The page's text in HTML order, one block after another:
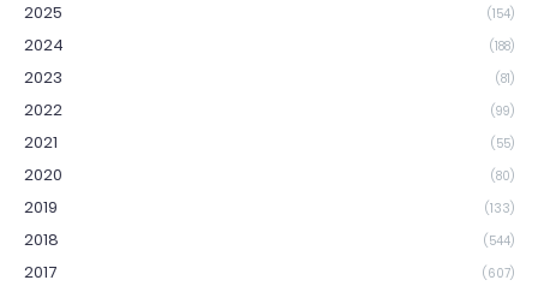
2025 (154)
2024 (188)
2023 (81)
2022 (99)
2021 (55)
2020 (80)
2019 (133)
2018 (544)
2017 (607)